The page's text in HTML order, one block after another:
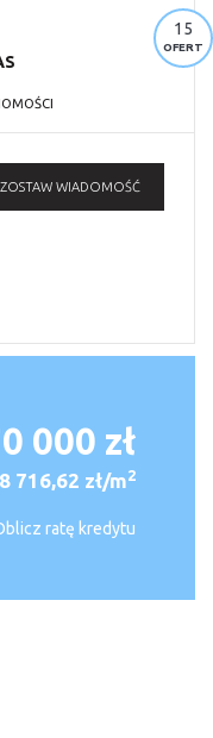
15
OFERT
ZOSTAW WIADOMOŚĆ
000 zł
8 716,62 zł/m2
ratę kredytu